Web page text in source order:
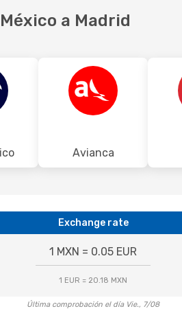
a Madrid
Avianca
Exchange rate
1 MXN = 0.05 EUR
1 EUR = 20.18 MXN
Última comprobación el día Vie., 7/08